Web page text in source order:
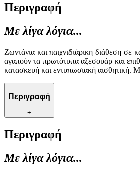
Περιγραφή
Με λίγα λόγια...
Ζωντάνια και παιχνιδιάρικη διάθεση
αγαπούν τα πρωτότυπα αξεσουάρ και
κατασκευή και εντυπωσιακή αισθητική.
Περιγραφή
+
Περιγραφή
Με λίγα λόγια...